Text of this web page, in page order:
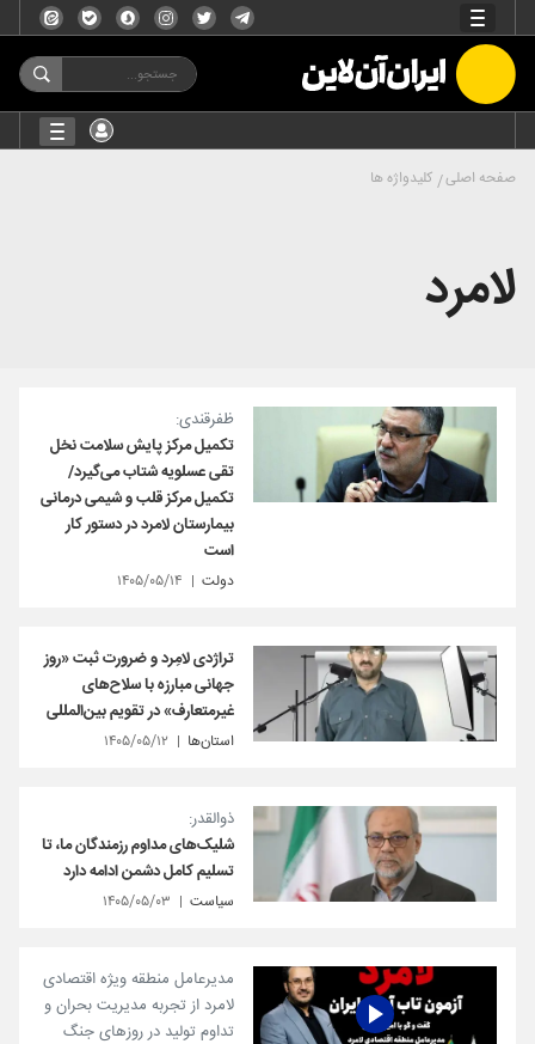
صفحه اصلی کلیدواژه ها
لامرد
ظفرقندی:
تکمیل مرکز پایش سلامت نخل
تقی عسلویه شتاب می‌گیرد/
تکمیل مرکز قلب و شیمی درمانی
بیمارستان لامرد در دستور کار
است
دولت ۱۴۰۵/۰۵/۱۴
تراژدی لامِرد و ضرورت ثبت «روز
جهانی مبارزه با سلاح‌های
غیرمتعارف» در تقویم بین‌المللی
استان‌ها ۱۴۰۵/۰۵/۱۲
ذوالقدر:
شلیک‌های مداوم رزمندگان ما، تا
تسلیم کامل دشمن ادامه دارد
سیاست ۱۴۰۵/۰۵/۰۳
مدیرعامل منطقه ویژه اقتصادی
لامرد از تجربه مدیریت بحران و
تداوم تولید در روزهای جنگ